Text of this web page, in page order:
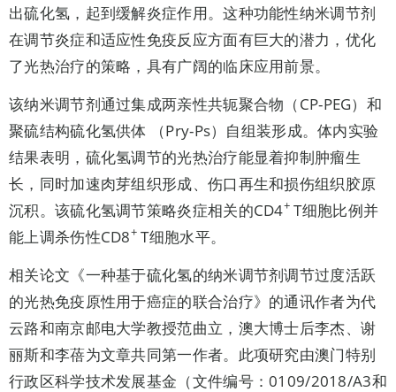
出硫化氢，起到缓解炎症作用。这种功能性纳米调节剂
在调节炎症和适应性免疫反应方面有巨大的潜力，优化
了光热治疗的策略，具有广阔的临床应用前景。
该纳米调节剂通过集成两亲性共轭聚合物（CP-PEG）和
聚硫结构硫化氢供体 （Pry-Ps）自组装形成。体内实验
结果表明，硫化氢调节的光热治疗能显着抑制肿瘤生
长，同时加速肉芽组织形成、伤口再生和损伤组织胶原
沉积。该硫化氢调节策略炎症相关的CD4+ T细胞比例并
能上调杀伤性CD8+ T细胞水平。
相关论文《一种基于硫化氢的纳米调节剂调节过度活跃
的光热免疫原性用于癌症的联合治疗》的通讯作者为代
云路和南京邮电大学教授范曲立，澳大博士后李杰、谢
丽斯和李蓓为文章共同第一作者。此项研究由澳门特别
行政区科学技术发展基金（文件编号：0109/2018/A3和